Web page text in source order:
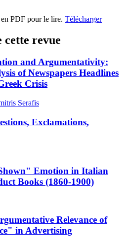
PDF pour le lire. Télécharger
cette revue
and Argumentativity:
of Newspapers Headlines
Crisis
Serafis
Exclamations,
Emotion in Italian
Books (1860-1900)
Relevance of
in Advertising